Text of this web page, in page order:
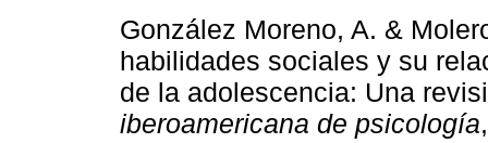
González Moreno, A. &
habilidades sociales y su
de la adolescencia: Una
iberoamericana de psicología